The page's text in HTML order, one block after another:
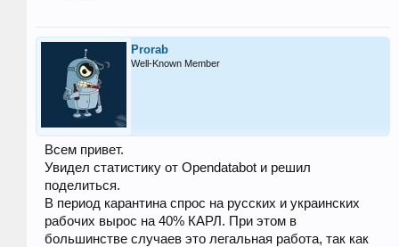
Prorab
Well-Known Member
Всем привет.
Увидел статистику от Opendatabot и решил
поделиться.
В период карантина спрос на русских и украинских
рабочих вырос на 40% КАРЛ. При этом в
большинстве случаев это легальная работа, так как